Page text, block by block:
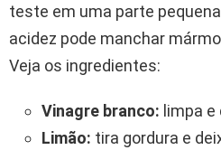
teste em uma parte
acidez pode manchar
Veja os ingredientes:
Vinagre branco: limpa
Limão: tira gordura e